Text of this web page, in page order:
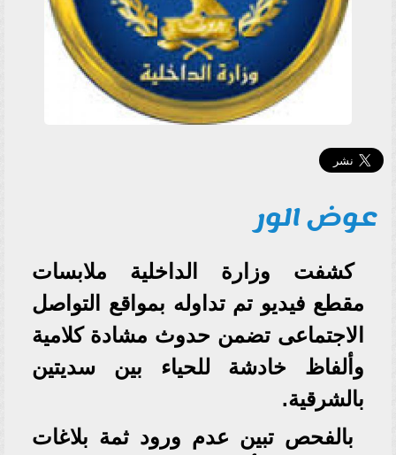
عوض الور
كشفت وزارة الداخلية ملابسات
مقطع فيديو تم تداوله بمواقع التواصل
الاجتماعى تضمن حدوث مشادة كلامية
وألفاظ خادشة للحياء بين سديتين
بالشرقية.
بالفحص تبين عدم ورود ثمة بلاغات